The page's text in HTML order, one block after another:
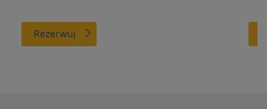
Rezerwuj